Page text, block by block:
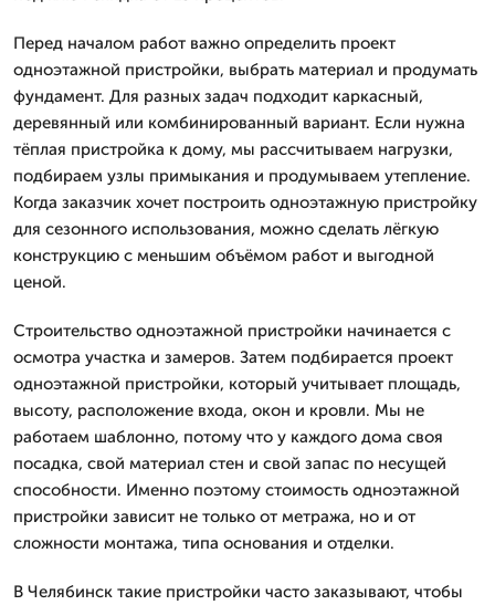
Перед началом работ важно определить проект
одноэтажной пристройки, выбрать материал и продумать
фундамент. Для разных задач подходит каркасный,
деревянный или комбинированный вариант. Если нужна
тёплая пристройка к дому, мы рассчитываем нагрузки,
подбираем узлы примыкания и продумываем утепление.
Когда заказчик хочет построить одноэтажную пристройку
для сезонного использования, можно сделать лёгкую
конструкцию с меньшим объёмом работ и выгодной
ценой.
Строительство одноэтажной пристройки начинается с
осмотра участка и замеров. Затем подбирается проект
одноэтажной пристройки, который учитывает площадь,
высоту, расположение входа, окон и кровли. Мы не
работаем шаблонно, потому что у каждого дома своя
посадка, свой материал стен и свой запас по несущей
способности. Именно поэтому стоимость одноэтажной
пристройки зависит не только от метража, но и от
сложности монтажа, типа основания и отделки.
В Челябинск такие пристройки часто заказывают, чтобы